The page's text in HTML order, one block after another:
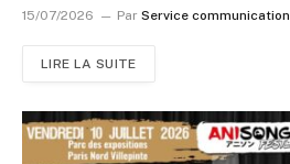
15/07/2026 Par Service communication
LIRE LA SUITE